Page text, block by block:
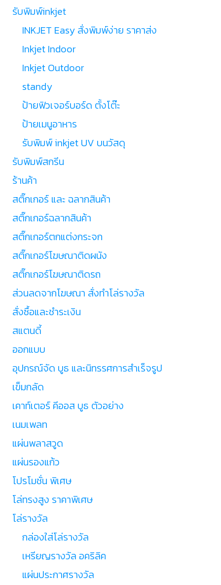
รับพิมพ์inkjet
INKJET Easy สั่งพิมพ์ง่าย ราคาส่ง
Inkjet Indoor
Inkjet Outdoor
standy
ป้ายฟิวเจอร์บอร์ด ตั้งโต๊ะ
ป้ายเมนูอาหาร
รับพิมพ์ inkjet UV บนวัสดุ
รับพิมพ์สกรีน
ร้านค้า
สติ๊กเกอร์ และ ฉลากสินค้า
สติ๊กเกอร์ฉลากสินค้า
สติ๊กเกอร์ตกแต่งกระจก
สติ๊กเกอร์โฆษณาติดผนัง
สติ๊กเกอร์โฆษณาติดรถ
ส่วนลดจากโฆษณา สั่งทำโล่รางวัล
สั่งซื้อและชำระเงิน
สแตนดี้
ออกแบบ
อุปกรณ์จัด บูธ และนิทรรศการสำเร็จรูป
เข็มกลัด
เคาท์เตอร์ คีออส บูธ ตัวอย่าง
เนมเพลท
แผ่นพลาสวูด
แผ่นรองแก้ว
โปรโมชั่น พิเศษ
โล่ทรงสูง ราคาพิเศษ
โล่รางวัล
กล่องใส่โล่รางวัล
เหรียญรางวัล อคริลิค
แผ่นประกาศรางวัล